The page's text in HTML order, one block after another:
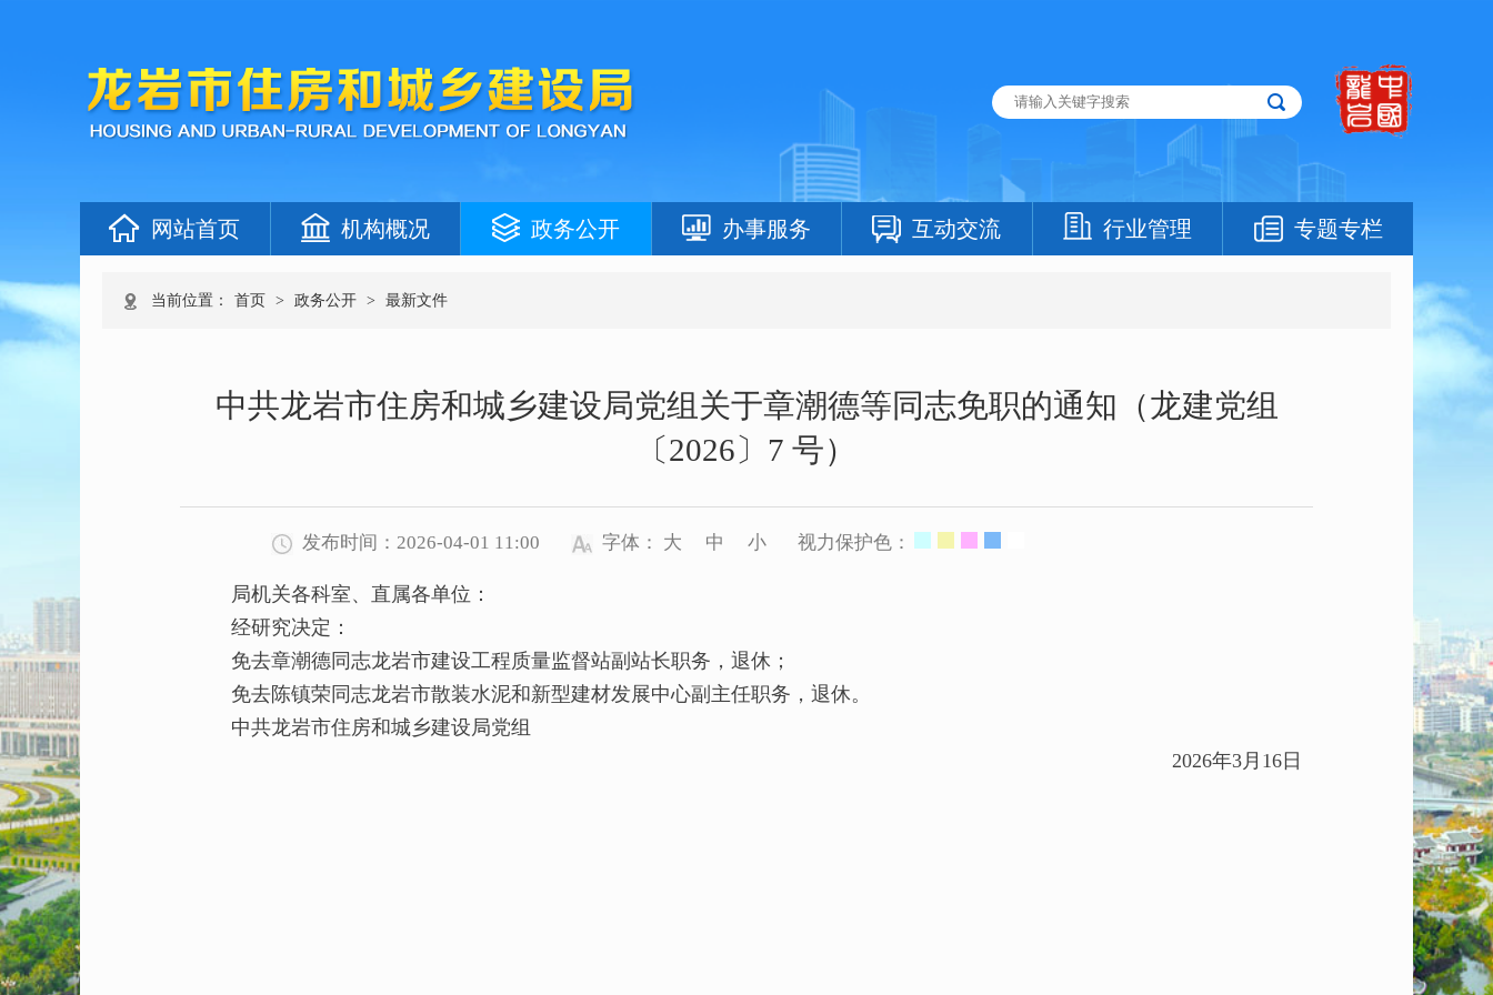
网站首页 机构概况 政务公开 办事服务 互动交流 行业管理 专题专栏
当前位置： 首页 > 政务公开 > 最新文件
中共龙岩市住房和城乡建设局党组关于章潮德等同志免职的通知（龙建党组
〔2026〕7 号）
发布时间：2026-04-01 11:00 字体： 大 中 小 视力保护色：
局机关各科室、直属各单位：
经研究决定：
免去章潮德同志龙岩市建设工程质量监督站副站长职务，退休；
免去陈镇荣同志龙岩市散装水泥和新型建材发展中心副主任职务，退休。
中共龙岩市住房和城乡建设局党组
2026年3月16日